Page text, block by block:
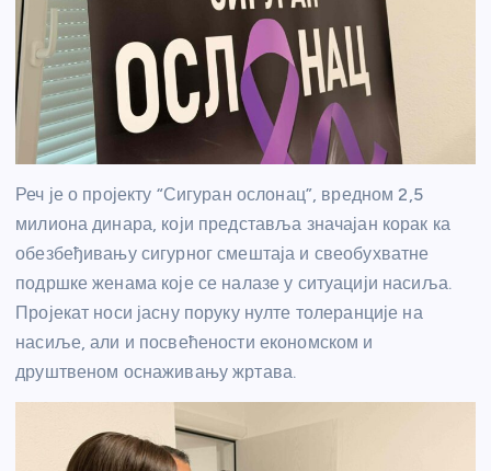
Реч је о пројекту “Сигуран ослонац”, вредном 2,5
милиона динара, који представља значајан корак ка
обезбеђивању сигурног смештаја и свеобухватне
подршке женама које се налазе у ситуацији насиља.
Пројекат носи јасну поруку нулте толеранције на
насиље, али и посвећености економском и
друштвеном оснаживању жртава.